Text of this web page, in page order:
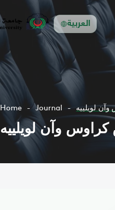
العربية
Home Journal لويلييه
كراوس وآن لويلييه